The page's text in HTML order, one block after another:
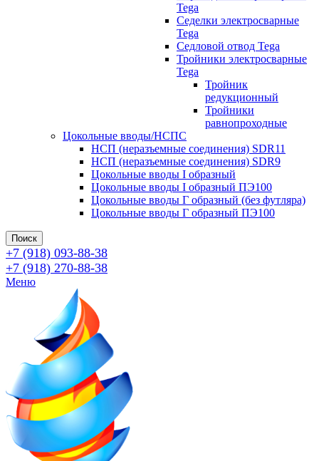
Tega
Седелки электросварные
Tega
Седловой отвод Tega
Тройники электросварные
Tega
Тройник
редукционный
Тройники
равнопроходные
Цокольные вводы/НСПС
НСП (неразъемные соединения) SDR11
НСП (неразъемные соединения) SDR9
Цокольные вводы I образный
Цокольные вводы I образный ПЭ100
Цокольные вводы Г образный (без футляра)
Цокольные вводы Г образный ПЭ100
Поиск
+7 (918) 093-88-38
+7 (918) 270-88-38
Меню